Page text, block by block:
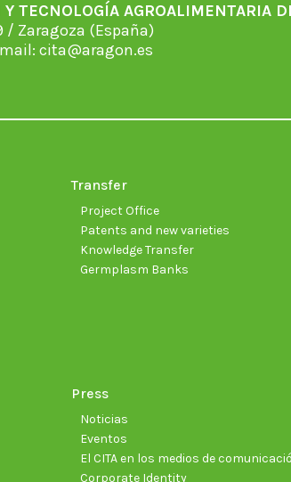
TECNOLOGÍA AGROALIMENTARIA
/ Zaragoza (España)
cita@aragon.es
Transfer
Project Office
Patents and new varieties
Knowledge Transfer
Germplasm Banks
Press
Noticias
Eventos
El CITA en los medios de
Corporate Identity